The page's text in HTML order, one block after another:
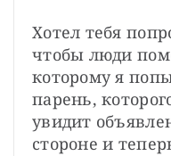
Хотел тебя
чтобы люди
которому я
парень,
увидит
стороне и